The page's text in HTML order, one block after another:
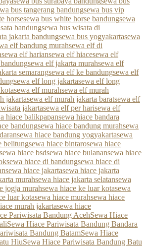
bus tangerang bandungsewa bus vip
horsesewa bus white horse bandungsewa
bandungsewa bus wisata di
jakarta bandungsewa bus yogyakartasewa
elf bandung murahsewa elf di
sewa elf hariansewa elf hiacesewa elf
sewa elf jakarta murahsewa elf
semarangsewa elf ke bandungsewa elf
sewa elf long jakartasewa elf long
sewa elf murahsewa elf murah
jakartasewa elf murah jakarta baratsewa elf
jakartasewa elf per harisewa elf
hiace balikpapansewa hiace bandara
bandungsewa hiace bandung murahsewa
sewa hiace bandung yogyakartasewa
belitungsewa hiace bintarosewa hiace
sewa hiace bsdsewa hiace bulanansewa hiace
sewa hiace di bandungsewa hiace di
sewa hiace jakartasewa hiace jakarta
murahsewa hiace jakarta selatansewa
jogja murahsewa hiace ke luar kotasewa
luar kotasewa hiace murahsewa hiace
murah jakartasewa hiace
Pariwisata Bandung AcehSewa Hiace
Sewa Hiace Pariwisata Bandung Bandara
Bandung BatamSewa Hiace
HiuSewa Hiace Pariwisata Bandung Batu